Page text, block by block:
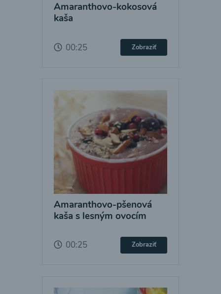
Amaranthovo-kokosová
kaša
00:25 Zobraziť
Amaranthovo-pšenová
kaša s lesným ovocím
00:25 Zobraziť